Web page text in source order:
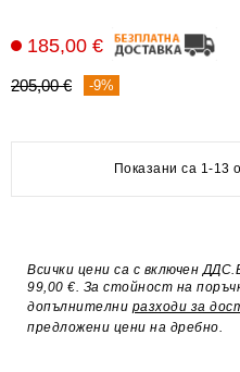
185,00 €
205,00 € -9%
Показани са 1-13
Всички цени са с включен
99,00 €. За стойност на
допълнителни разходи за
предложени цени на дребно.